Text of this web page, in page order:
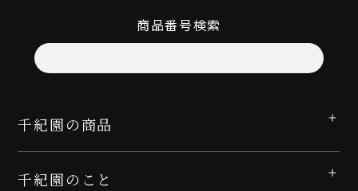
商品番号検索
千紀園の商品
千紀園のこと